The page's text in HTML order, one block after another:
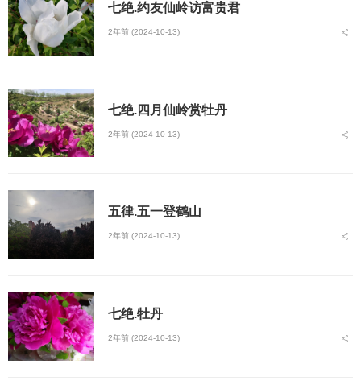
七绝.约友仙岭访富贵君
2年前 (2024-10-13)
七绝.四月仙岭赏牡丹
2年前 (2024-10-13)
五律.五一登鹤山
2年前 (2024-10-13)
七绝.牡丹
2年前 (2024-10-13)